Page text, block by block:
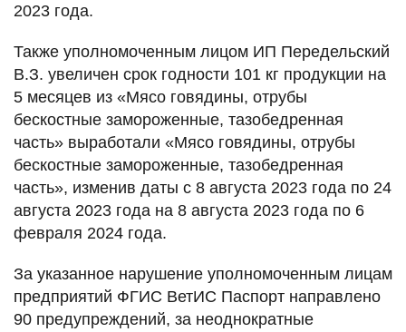
2023 года.
Также уполномоченным лицом ИП Передельский
В.З. увеличен срок годности 101 кг продукции на
5 месяцев из «Мясо говядины, отрубы
бескостные замороженные, тазобедренная
часть» выработали «Мясо говядины, отрубы
бескостные замороженные, тазобедренная
часть», изменив даты с 8 августа 2023 года по 24
августа 2023 года на 8 августа 2023 года по 6
февраля 2024 года.
За указанное нарушение уполномоченным лицам
предприятий ФГИС ВетИС Паспорт направлено
90 предупреждений, за неоднократные